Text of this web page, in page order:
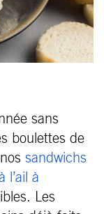
sans
boulettes de
sandwichs
l’ail à
Les